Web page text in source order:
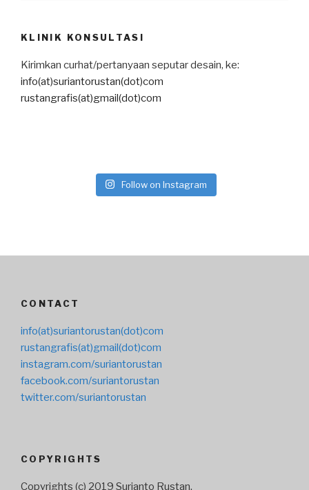
KLINIK KONSULTASI
Kirimkan curhat/pertanyaan seputar desain, ke:
info(at)suriantorustan(dot)com
rustangrafis(at)gmail(dot)com
Follow on Instagram
CONTACT
info(at)suriantorustan(dot)com
rustangrafis(at)gmail(dot)com
instagram.com/suriantorustan
facebook.com/suriantorustan
twitter.com/suriantorustan
COPYRIGHTS
Copyrights (c) 2019 Surianto Rustan.